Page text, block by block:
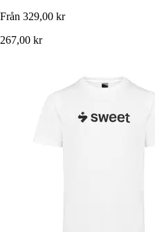
Från 329,00 kr
267,00 kr